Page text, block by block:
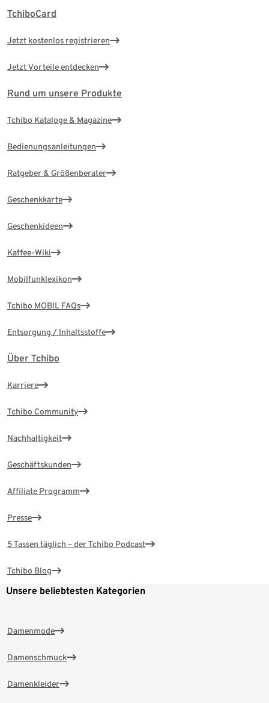
TchiboCard
Jetzt kostenlos registrieren
Jetzt Vorteile entdecken
Rund um unsere Produkte
Tchibo Kataloge & Magazine
Bedienungsanleitungen
Ratgeber & Größenberater
Geschenkkarte
Geschenkideen
Kaffee-Wiki
Mobilfunklexikon
Tchibo MOBIL FAQs
Entsorgung / Inhaltsstoffe
Über Tchibo
Karriere
Tchibo Community
Nachhaltigkeit
Geschäftskunden
Affiliate Programm
Presse
5 Tassen täglich – der Tchibo Podcast
Tchibo Blog
Unsere beliebtesten Kategorien
Damenmode
Damenschmuck
Damenkleider